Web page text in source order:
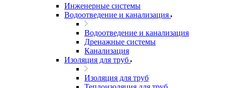
Инженерные системы
Водоотведение и канализация
Водоотведение и канализация
Дренажные системы
Канализация
Изоляция для труб
Изоляция для труб